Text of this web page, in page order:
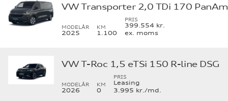
MODELÅR
2025
KM
1.100
PRIS
399.554 kr.
ex. moms
VW T-Roc 1,5 eTSi 150 R-line DSG
MODELÅR
2026
KM
0
PRIS
Leasing
3.995 kr./md.